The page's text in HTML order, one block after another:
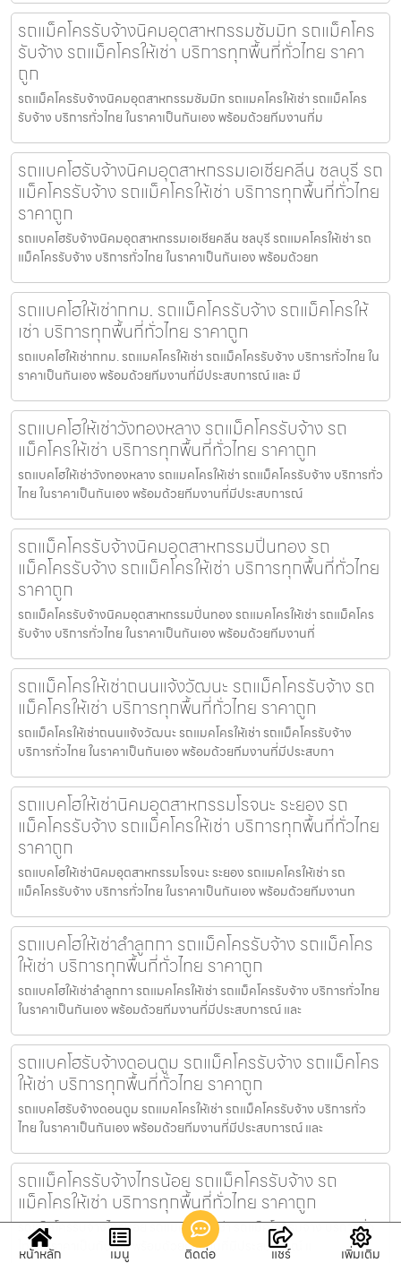
รถแม็คโครรับจ้างนิคมอุตสาหกรรมซัมมิท รถแม็คโคร
รับจ้าง รถแม็คโครให้เช่า บริการทุกพื้นที่ทั่วไทย ราคา
ถูก
รถแม็คโครรับจ้างนิคมอุตสาหกรรมซัมมิท รถแมคโครให้เช่า รถแม็คโคร
รับจ้าง บริการทั่วไทย ในราคาเป็นกันเอง พร้อมด้วยทีมงานที่ม
รถแบคโฮรับจ้างนิคมอุตสาหกรรมเอเชียคลีน ชลบุรี รถ
แม็คโครรับจ้าง รถแม็คโครให้เช่า บริการทุกพื้นที่ทั่วไทย
ราคาถูก
รถแบคโฮรับจ้างนิคมอุตสาหกรรมเอเชียคลีน ชลบุรี รถแมคโครให้เช่า รถ
แม็คโครรับจ้าง บริการทั่วไทย ในราคาเป็นกันเอง พร้อมด้วยท
รถแบคโฮให้เช่ากทม. รถแม็คโครรับจ้าง รถแม็คโครให้
เช่า บริการทุกพื้นที่ทั่วไทย ราคาถูก
รถแบคโฮให้เช่ากทม. รถแมคโครให้เช่า รถแม็คโครรับจ้าง บริการทั่วไทย ใน
ราคาเป็นกันเอง พร้อมด้วยทีมงานที่มีประสบการณ์ และ มื
รถแบคโฮให้เช่าวังทองหลาง รถแม็คโครรับจ้าง รถ
แม็คโครให้เช่า บริการทุกพื้นที่ทั่วไทย ราคาถูก
รถแบคโฮให้เช่าวังทองหลาง รถแมคโครให้เช่า รถแม็คโครรับจ้าง บริการทั่ว
ไทย ในราคาเป็นกันเอง พร้อมด้วยทีมงานที่มีประสบการณ์
รถแม็คโครรับจ้างนิคมอุตสาหกรรมปิ่นทอง รถ
แม็คโครรับจ้าง รถแม็คโครให้เช่า บริการทุกพื้นที่ทั่วไทย
ราคาถูก
รถแม็คโครรับจ้างนิคมอุตสาหกรรมปิ่นทอง รถแมคโครให้เช่า รถแม็คโคร
รับจ้าง บริการทั่วไทย ในราคาเป็นกันเอง พร้อมด้วยทีมงานที่
รถแม็คโครให้เช่าถนนแจ้งวัฒนะ รถแม็คโครรับจ้าง รถ
แม็คโครให้เช่า บริการทุกพื้นที่ทั่วไทย ราคาถูก
รถแม็คโครให้เช่าถนนแจ้งวัฒนะ รถแมคโครให้เช่า รถแม็คโครรับจ้าง
บริการทั่วไทย ในราคาเป็นกันเอง พร้อมด้วยทีมงานที่มีประสบกา
รถแบคโฮให้เช่านิคมอุตสาหกรรมโรจนะ ระยอง รถ
แม็คโครรับจ้าง รถแม็คโครให้เช่า บริการทุกพื้นที่ทั่วไทย
ราคาถูก
รถแบคโฮให้เช่านิคมอุตสาหกรรมโรจนะ ระยอง รถแมคโครให้เช่า รถ
แม็คโครรับจ้าง บริการทั่วไทย ในราคาเป็นกันเอง พร้อมด้วยทีมงานท
รถแบคโฮให้เช่าลำลูกกา รถแม็คโครรับจ้าง รถแม็คโคร
ให้เช่า บริการทุกพื้นที่ทั่วไทย ราคาถูก
รถแบคโฮให้เช่าลำลูกกา รถแมคโครให้เช่า รถแม็คโครรับจ้าง บริการทั่วไทย
ในราคาเป็นกันเอง พร้อมด้วยทีมงานที่มีประสบการณ์ และ
รถแบคโฮรับจ้างดอนตูม รถแม็คโครรับจ้าง รถแม็คโคร
ให้เช่า บริการทุกพื้นที่ทั่วไทย ราคาถูก
รถแบคโฮรับจ้างดอนตูม รถแมคโครให้เช่า รถแม็คโครรับจ้าง บริการทั่ว
ไทย ในราคาเป็นกันเอง พร้อมด้วยทีมงานที่มีประสบการณ์ และ
รถแม็คโครรับจ้างไทรน้อย รถแม็คโครรับจ้าง รถ
แม็คโครให้เช่า บริการทุกพื้นที่ทั่วไทย ราคาถูก
รถแม็คโครรับจ้างไทรน้อย รถแมคโครให้เช่า รถแม็คโครรับจ้าง บริการทั่ว
ไทย ในราคาเป็นกันเอง พร้อมด้วยทีมงานที่มีประสบการณ์ แ
หน้าหลัก เมนู ติดต่อ แชร์ เพิ่มเติม